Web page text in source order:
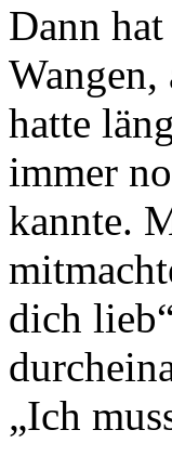
Dann
hatte
immer
kannte.
dich
„Ich